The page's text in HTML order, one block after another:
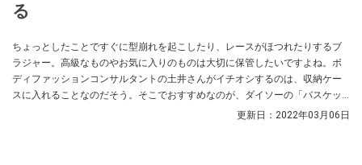
る
ちょっとしたことですぐに型崩れを起こしたり、レースがほつれたりするブ
ラジャー。高級なものやお気に入りのものは大切に保管したいですよね。ボ
ディファッションコンサルタントの土井さんがイチオシするのは、収納ケー
スに入れることなのだそう。そこでおすすめなのが、ダイソーの「バスケッ
ト」なのだとか。詳しい収納術を教えてもらいました！更新日： 2022年03月06日